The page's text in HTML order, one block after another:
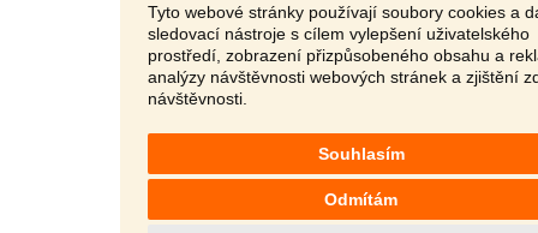
Tyto webové stránky používají soubory cookies a
sledovací nástroje s cílem vylepšení uživatelského
prostředí, zobrazení přizpůsobeného obsahu a
analýzy návštěvnosti webových stránek a zjištění
návštěvnosti.
Souhlasím
Odmítám